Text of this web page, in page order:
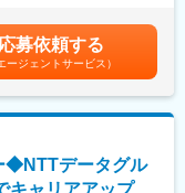
」の両軸で評価項目があ
です
バー1名）
り、コミュニケーショ
があった個人のお客様
をヒアリング）
超えた場合は、超過分の
（7月・12月）■昇給：
手当：あり賃金はあく
下する可能性がありま
す。
応募依頼する
ージェントサービス）
◆NTTデータグル
キャリアアップ